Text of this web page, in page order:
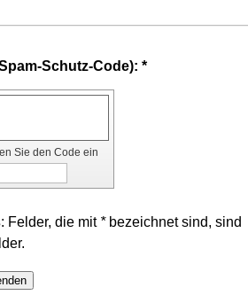
Captcha (Spam-Schutz-Code): *
Sie den Code ein
: Felder, die mit *bezeichnet sind, sind